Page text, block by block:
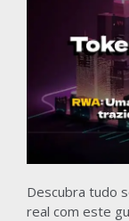
Descubra tudo
real com este